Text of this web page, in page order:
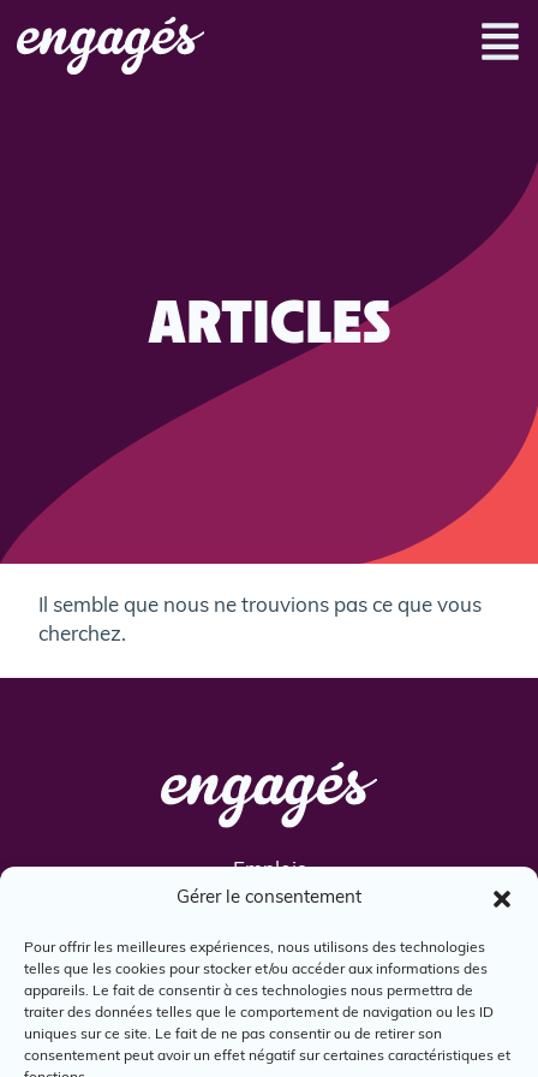
Gérer le consentement
Pour offrir les meilleures expériences, nous utilisons des technologies
telles que les cookies pour stocker et/ou accéder aux informations des
appareils. Le fait de consentir à ces technologies nous permettra de
traiter des données telles que le comportement de navigation ou les ID
uniques sur ce site. Le fait de ne pas consentir ou de retirer son
consentement peut avoir un effet négatif sur certaines caractéristiques et
ARTICLES
Il semble que nous ne trouvions pas ce que vous
cherchez.
Emplois
Services
Engagés
Boîte à outils
Nous joindre